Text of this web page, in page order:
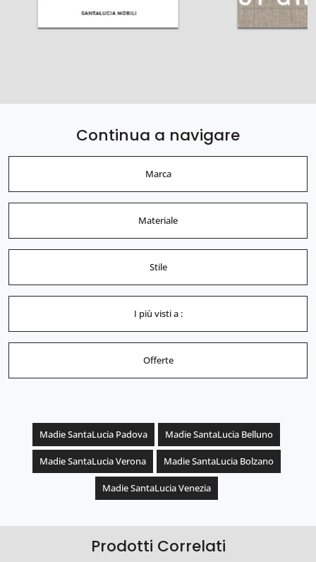
Continua a navigare
Marca
Materiale
Stile
I più visti a :
Offerte
Madie SantaLucia Padova Madie SantaLucia Belluno
Madie SantaLucia Verona Madie SantaLucia Bolzano
Madie SantaLucia Venezia
Prodotti Correlati